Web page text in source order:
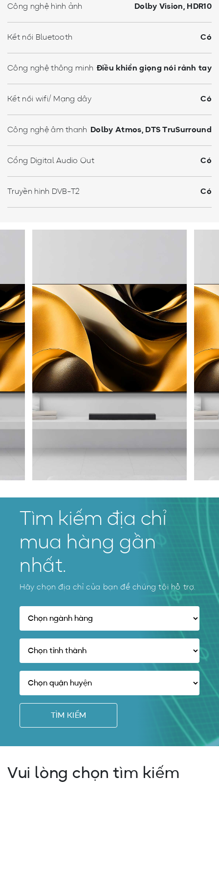
Công nghệ hình ảnh Dolby Vision, HDR10
Kết nối Bluetooth Có
Công nghệ thông minh Điều khiển giọng nói rảnh tay
Kết nối wifi/ Mạng dây Có
Công nghệ âm thanh Dolby Atmos, DTS TruSurround
Cổng Digital Audio Out Có
Truyền hình DVB-T2 Có
Tìm kiếm địa chỉ
mua hàng gần
nhất.
Hãy chọn địa chỉ của bạn để chúng tôi hỗ trợ.
TÌM KIẾM
Vui lòng chọn tìm kiếm